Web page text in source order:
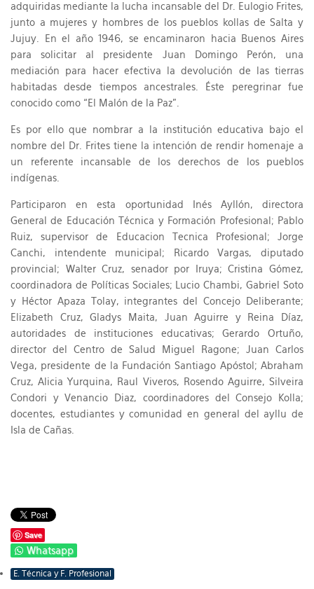
adquiridas mediante la lucha incansable del Dr. Eulogio Frites,
junto a mujeres y hombres de los pueblos kollas de Salta y
Jujuy. En el año 1946, se encaminaron hacia Buenos Aires
para solicitar al presidente Juan Domingo Perón, una
mediación para hacer efectiva la devolución de las tierras
habitadas desde tiempos ancestrales. Éste peregrinar fue
conocido como “El Malón de la Paz”.
Es por ello que nombrar a la institución educativa bajo el
nombre del Dr. Frites tiene la intención de rendir homenaje a
un referente incansable de los derechos de los pueblos
indígenas.
Participaron en esta oportunidad Inés Ayllón, directora
General de Educación Técnica y Formación Profesional; Pablo
Ruiz, supervisor de Educacion Tecnica Profesional; Jorge
Canchi, intendente municipal; Ricardo Vargas, diputado
provincial; Walter Cruz, senador por Iruya; Cristina Gómez,
coordinadora de Políticas Sociales; Lucio Chambi, Gabriel Soto
y Héctor Apaza Tolay, integrantes del Concejo Deliberante;
Elizabeth Cruz, Gladys Maita, Juan Aguirre y Reina Díaz,
autoridades de instituciones educativas; Gerardo Ortuño,
director del Centro de Salud Miguel Ragone; Juan Carlos
Vega, presidente de la Fundación Santiago Apóstol; Abraham
Cruz, Alicia Yurquina, Raul Viveros, Rosendo Aguirre, Silveira
Condori y Venancio Diaz, coordinadores del Consejo Kolla;
docentes, estudiantes y comunidad en general del ayllu de
Isla de Cañas.
Save
Whatsapp
E. Técnica y F. Profesional